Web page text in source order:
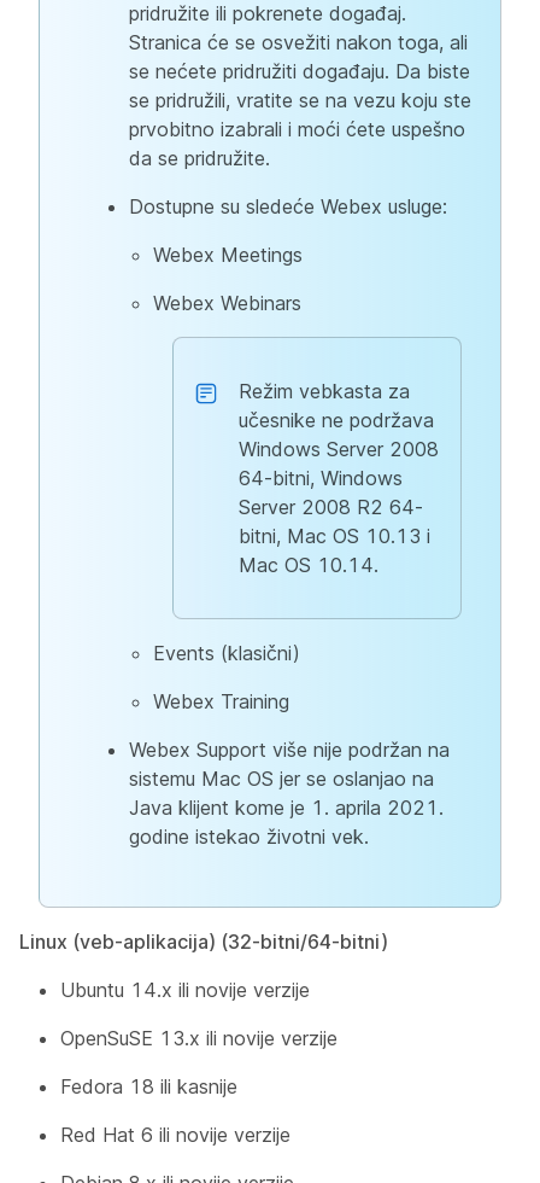
pridružite ili pokrenete događaj.
Stranica će se osvežiti nakon toga, ali
se nećete pridružiti događaju. Da biste
se pridružili, vratite se na vezu koju ste
prvobitno izabrali i moći ćete uspešno
da se pridružite.
Dostupne su sledeće Webex usluge:
Webex Meetings
Webex Webinars
Režim vebkasta za
učesnike ne podržava
Windows Server 2008
64-bitni, Windows
Server 2008 R2 64-
bitni, Mac OS 10.13 i
Mac OS 10.14.
Events (klasični)
Webex Training
Webex Support više nije podržan na
sistemu Mac OS jer se oslanjao na
Java klijent kome je 1. aprila 2021.
godine istekao životni vek.
Linux (veb-aplikacija) (32-bitni/64-bitni)
Ubuntu 14.x ili novije verzije
OpenSuSE 13.x ili novije verzije
Fedora 18 ili kasnije
Red Hat 6 ili novije verzije